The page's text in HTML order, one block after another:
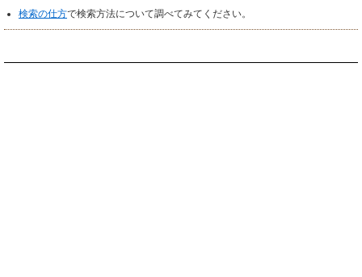
検索の仕方で検索方法について調べてみてください。